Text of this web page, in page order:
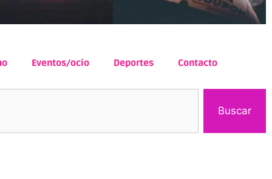
Eventos/ocio Deportes Contacto
Buscar